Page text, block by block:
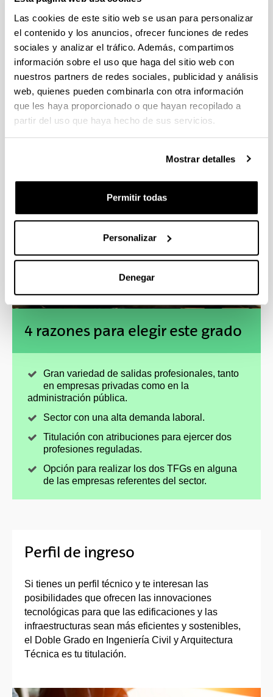
Las cookies de este sitio web se usan para personalizar
el contenido y los anuncios, ofrecer funciones de redes
sociales y analizar el tráfico. Además, compartimos
información sobre el uso que haga del sitio web con
nuestros partners de redes sociales, publicidad y análisis
web, quienes pueden combinarla con otra información
que les haya proporcionado o que hayan recopilado a
partir del uso que haya hecho de sus servicios.
Mostrar detalles
Permitir todas
Personalizar
Denegar
(Abre una nueva ventana)
4 razones para elegir este grado
Gran variedad de salidas profesionales, tanto
en empresas privadas como en la
administración pública.
Sector con una alta demanda laboral.
Titulación con atribuciones para ejercer dos
profesiones reguladas.
Opción para realizar los dos TFGs en alguna
de las empresas referentes del sector.
Perfil de ingreso
Si tienes un perfil técnico y te interesan las
posibilidades que ofrecen las innovaciones
tecnológicas para que las edificaciones y las
infraestructuras sean más eficientes y sostenibles,
el Doble Grado en Ingeniería Civil y Arquitectura
Técnica es tu titulación.